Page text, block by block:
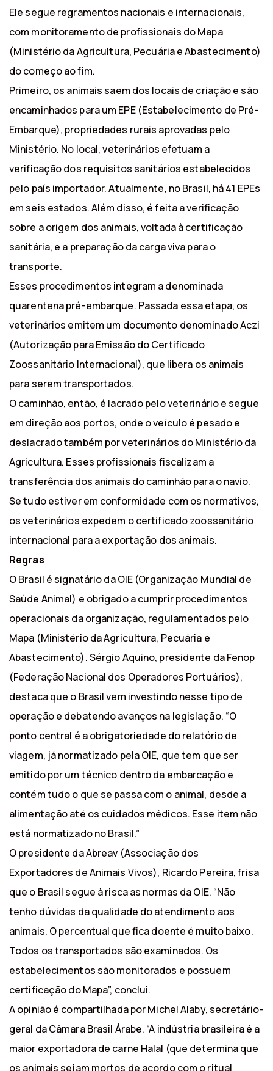
Ele segue regramentos nacionais e internacionais,
com monitoramento de profissionais do Mapa
(Ministério da Agricultura, Pecuária e Abastecimento)
do começo ao fim.
Primeiro, os animais saem dos locais de criação e são
encaminhados para um EPE (Estabelecimento de Pré-
Embarque), propriedades rurais aprovadas pelo
Ministério. No local, veterinários efetuam a
verificação dos requisitos sanitários estabelecidos
pelo país importador. Atualmente, no Brasil, há 41 EPEs
em seis estados. Além disso, é feita a verificação
sobre a origem dos animais, voltada à certificação
sanitária, e a preparação da carga viva para o
transporte.
Esses procedimentos integram a denominada
quarentena pré-embarque. Passada essa etapa, os
veterinários emitem um documento denominado Aczi
(Autorização para Emissão do Certificado
Zoossanitário Internacional), que libera os animais
para serem transportados.
O caminhão, então, é lacrado pelo veterinário e segue
em direção aos portos, onde o veículo é pesado e
deslacrado também por veterinários do Ministério da
Agricultura. Esses profissionais fiscalizam a
transferência dos animais do caminhão para o navio.
Se tudo estiver em conformidade com os normativos,
os veterinários expedem o certificado zoossanitário
internacional para a exportação dos animais.
Regras
O Brasil é signatário da OIE (Organização Mundial de
Saúde Animal) e obrigado a cumprir procedimentos
operacionais da organização, regulamentados pelo
Mapa (Ministério da Agricultura, Pecuária e
Abastecimento). Sérgio Aquino, presidente da Fenop
(Federação Nacional dos Operadores Portuários),
destaca que o Brasil vem investindo nesse tipo de
operação e debatendo avanços na legislação. “O
ponto central é a obrigatoriedade do relatório de
viagem, já normatizado pela OIE, que tem que ser
emitido por um técnico dentro da embarcação e
contém tudo o que se passa com o animal, desde a
alimentação até os cuidados médicos. Esse item não
está normatizado no Brasil.”
O presidente da Abreav (Associação dos
Exportadores de Animais Vivos), Ricardo Pereira, frisa
que o Brasil segue à risca as normas da OIE. “Não
tenho dúvidas da qualidade do atendimento aos
animais. O percentual que fica doente é muito baixo.
Todos os transportados são examinados. Os
estabelecimentos são monitorados e possuem
certificação do Mapa”, conclui.
A opinião é compartilhada por Michel Alaby, secretário-
geral da Câmara Brasil Árabe. “A indústria brasileira é a
maior exportadora de carne Halal (que determina que
os animais sejam mortos de acordo com o ritual